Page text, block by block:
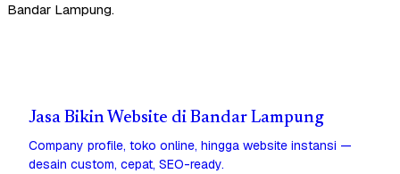
Bandar Lampung.
Jasa Bikin Website di Bandar Lampung
Company profile, toko online, hingga website instansi —
desain custom, cepat, SEO-ready.